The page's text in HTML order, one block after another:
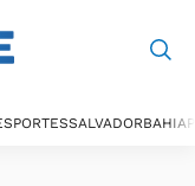
SALVADORBAHIA